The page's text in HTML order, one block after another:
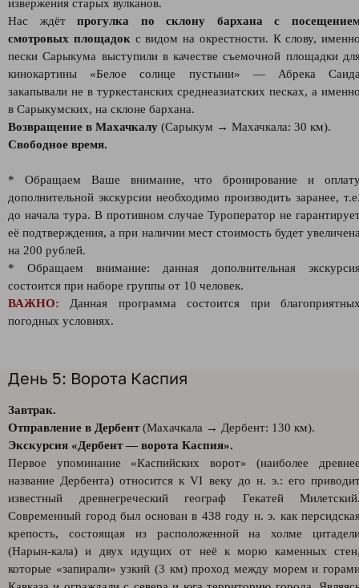
извержения старых вулканов.
Нас ждётпрогулка по склону бархана с
смотровых площадок с видом на окрестности. К слову,
пески Сарыкума выступили в качестве съемочной площадки
кинокартины «Белое солнце пустыни» — Абрека
закапывали не в туркестанских среднеазиатских песках, а
в Cарыкумских, на склоне бархана.
Возвращение в Махачкалу (Сарыкум → Махачкала: 30 км).
Свободное время.
* Обращаем Ваше внимание, что бронирование и
дополнительной экскурсии необходимо производить заранее,
до начала тура. В противном случае Туроператор не
её подтверждения, а при наличии мест стоимость будет
на 200 рублей.
* Обращаем внимание: данная дополнительная
состоится при наборе группы от 10 человек.
ВАЖНО: Данная программа состоится при
погодных условиях.
День 5: Ворота Каспия
Завтрак.
Отправление в Дербент(Махачкала → Дербент: 130 км).
Экскурсия «Дербент — ворота Каспия».
Первое упоминание «Каспийских ворот» (наиболее
название Дербента) относится к VI веку до н. э.: его
известный древнегреческий географ Гекатей
Современный город был основан в 438 году н. э. как
крепость, состоящая из расположенной на холме
(Нарын-кала) и двух идущих от неё к морю каменных
которые «запирали» узкий (3 км) проход между морем и